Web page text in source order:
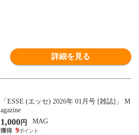
詳細を見る
「ESSE (エッセ) 2026年 01月号 [雑誌]」 M
agazine
1,000円
MAG
9